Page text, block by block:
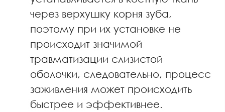
через верхушку корня зуба,
поэтому при их установке не
происходит значимой
травматизации слизистой
оболочки, следовательно, процесс
заживления может происходить
быстрее и эффективнее.